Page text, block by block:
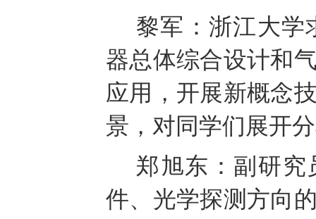
黎军：浙江大学
器总体综合设计和
应用，开展新概念
景，对同学们展开
郑旭东：副研
件、光学探测方向